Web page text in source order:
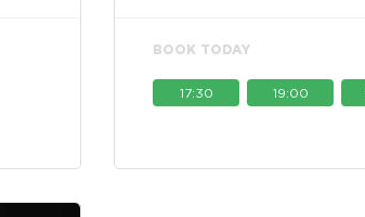
BOOK TODAY
17:30 19:00